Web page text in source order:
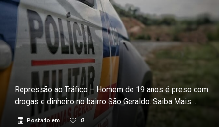
Repressão ao Tráfico – Homem de 19 anos é preso com
drogas e dinheiro no bairro São Geraldo. Saiba Mais…
Postado em 0